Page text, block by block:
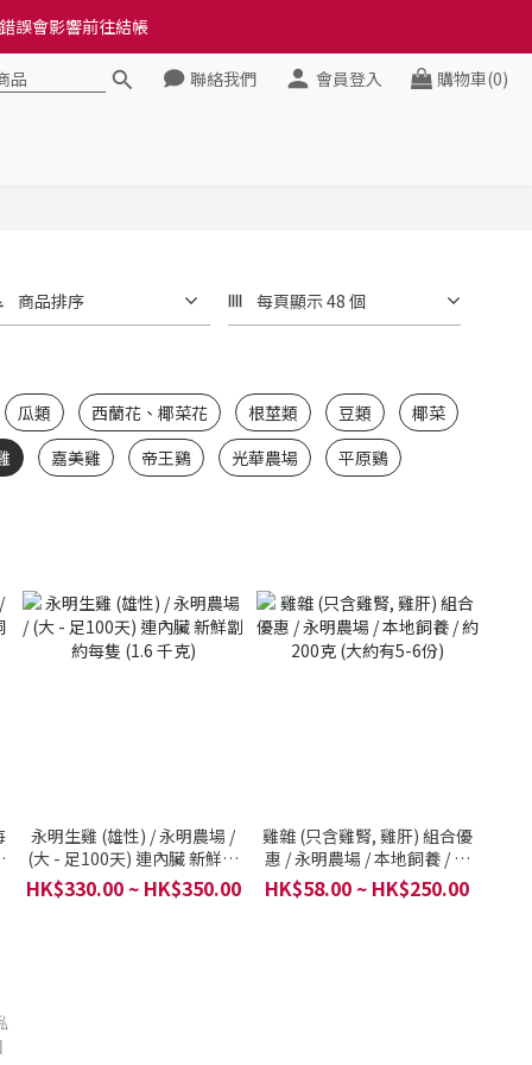
誤會影響前往結帳
誤會影響前往結帳
康》 聯絡我們 會員登入 購物車(0)
商品排序 每頁顯示 48 個
瓜類 西蘭花、椰菜花 根莖類 豆類
椰菜
嘉美雞 帝王鷄 光華農場 平原鷄
永明生雞 (雄性) / 永明農場 /
(大 - 足100天) 連內臟 新鮮劏
約每隻 (1.6 千克)
HK$330.00 ~ HK$350.00
雞雜 (只含雞腎, 雞肝) 組合優
惠 / 永明農場 / 本地飼養 / 約
200克 (大約有5-6份)
HK$58.00 ~ HK$250.00